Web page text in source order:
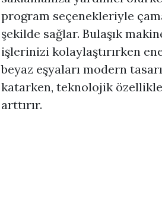
program seçenekleriyle
şekilde sağlar. Bulaşık
işlerinizi kolaylaştırırken
beyaz eşyaları modern
katarken, teknolojik
arttırır.